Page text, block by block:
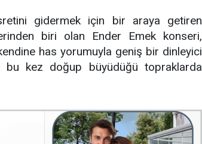
gidermek için bir araya getiren
biri olan Ender Emek konseri,
has yorumuyla geniş bir dinleyici
bu kez doğup büyüdüğü topraklarda